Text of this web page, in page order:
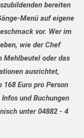
bereiten
Menü auf eigene
vor. Wer im
wie der Chef
Mehlbeutel oder das
ausrichtet,
Euro pro Person
und Buchungen
unter 04882 - 4